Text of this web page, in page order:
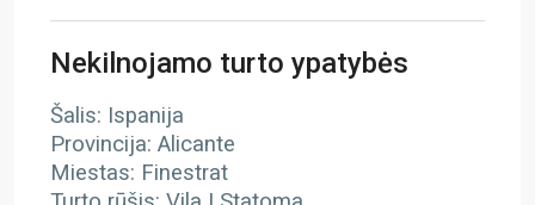
Nekilnojamo turto ypatybės
Šalis: Ispanija
Provincija: Alicante
Miestas: Finestrat